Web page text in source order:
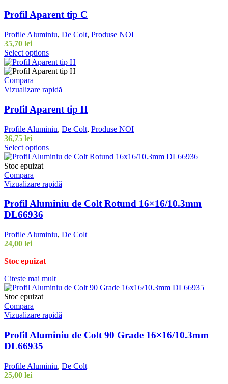
Profil Aparent tip C
Profile Aluminiu, De Colt, Produse NOI
35,70 lei
Select options
Compara
Vizualizare rapidă
Profil Aparent tip H
Profile Aluminiu, De Colt, Produse NOI
36,75 lei
Select options
Stoc epuizat
Compara
Vizualizare rapidă
Profil Aluminiu de Colt Rotund 16×16/10.3mm
DL66936
Profile Aluminiu, De Colt
24,00 lei
Stoc epuizat
Citește mai mult
Stoc epuizat
Compara
Vizualizare rapidă
Profil Aluminiu de Colt 90 Grade 16×16/10.3mm
DL66935
Profile Aluminiu, De Colt
25,00 lei